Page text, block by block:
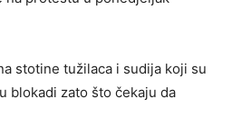
stotine tužilaca i sudija koji su
blokadi zato što čekaju da